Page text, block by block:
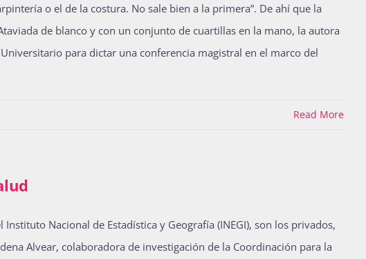
o el de la costura. No sale bien a la primera”. De ahí que la
de blanco y con un conjunto de cuartillas en la mano, la autora
para dictar una conferencia magistral en el marco del
Read More
Nacional de Estadística y Geografía (INEGI), son los privados,
Alvear, colaboradora de investigación de la Coordinación para la